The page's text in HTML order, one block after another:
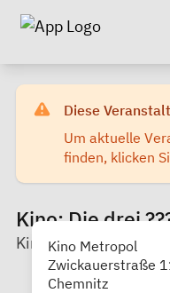
Diese
Um aktuelle
finden, klicken
Kino: Die drei
Kino Metropol
Kino Metropol
Zwickauerstraße
Chemnitz